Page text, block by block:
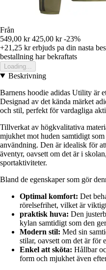
Från
549,00 kr 425,00 kr -23%
+21,25 krerbjuds pa din nasta
bestallning har bekraftats
Loading...
Beskrivning
Barnens hoodie adidas Utility är
Designad av det kända märket
och stil, perfekt för vardagliga
Tillverkat av högkvalitativa
mjukhet mot huden samtidigt
användning. Den är idealisk för
äventyr, oavsett om det är i
sportaktiviteter.
Bland de egenskaper som gör
Optimal komfort: Det
rörelsefrihet, vilket är
praktisk huva: Den
kylan samtidigt som den
Modern stil: Med sin
stilar, oavsett om det är för
Enkel att sköta: Hållbar
form och mjukhet även